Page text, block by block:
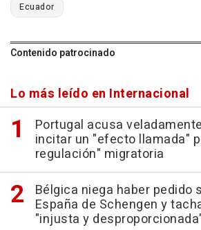
Ecuador
Contenido patrocinado
Lo más leído en Internacional
Portugal acusa
incitar un "efecto llamada"
regulación" migratoria
Bélgica niega haber pedido
España de Schengen y
"injusta y